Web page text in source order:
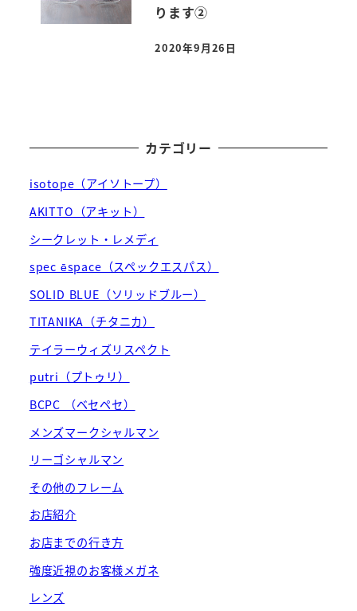
ります②
投稿日
2020年9月26日
カテゴリー
isotope（アイソトープ）
AKITTO（アキット）
シークレット・レメディ
spec ēspace（スペックエスパス）
SOLID BLUE（ソリッドブルー）
TITANIKA（チタニカ）
テイラーウィズリスペクト
putri（プトゥリ）
BCPC （ベセペセ）
メンズマークシャルマン
リーゴシャルマン
その他のフレーム
お店紹介
お店までの行き方
強度近視のお客様メガネ
レンズ